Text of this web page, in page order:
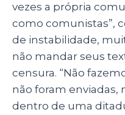
vezes a própria
como comunistas”,
de instabilidade,
não mandar seus
censura. “Não
não foram enviadas,
dentro de uma